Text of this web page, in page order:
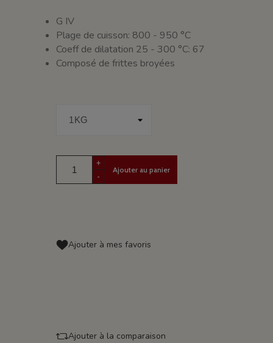
G IV
Plage de cuisson: 800 - 950 °C
Coeff de dilatation 25 - 300 °C: 67
Composé de frittes broyées
+
-
Ajouter au panier
Ajouter à mes favoris
Ajouter à la comparaison